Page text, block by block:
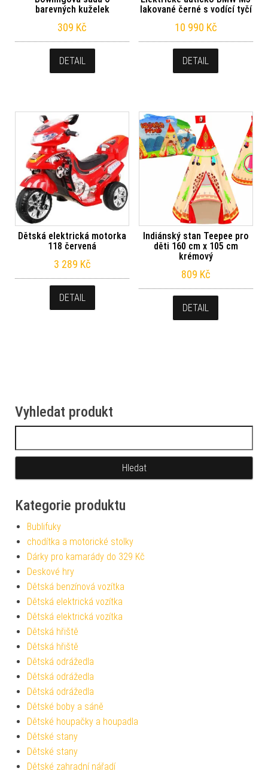
barevných kuželek
309 Kč
DETAIL
lakované černé s vodící tyčí
10 990 Kč
DETAIL
Dětská elektrická motorka
118 červená
3 289 Kč
DETAIL
Indiánský stan Teepee pro
děti 160 cm x 105 cm
krémový
809 Kč
DETAIL
Vyhledat produkt
Kategorie produktu
Bublifuky
chodítka a motorické stolky
Dárky pro kamarády do 329 Kč
Deskové hry
Dětská benzínová vozítka
Dětská elektrická vozítka
Dětská elektrická vozítka
Dětská hřiště
Dětská hřiště
Dětská odrážedla
Dětská odrážedla
Dětská odrážedla
Dětské boby a sáně
Dětské houpačky a houpadla
Dětské stany
Dětské stany
Dětské zahradní nářadí